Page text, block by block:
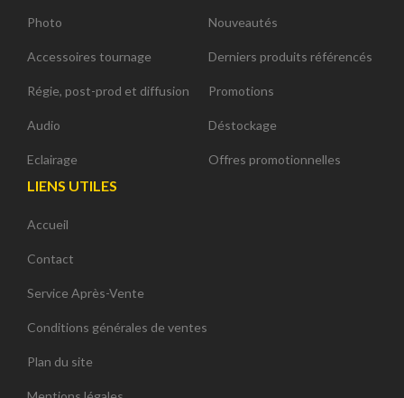
Photo
Accessoires tournage
Régie, post-prod et diffusion
Audio
Eclairage
Nouveautés
Derniers produits référencés
Promotions
Déstockage
Offres promotionnelles
LIENS UTILES
Accueil
Contact
Service Après-Vente
Conditions générales de ventes
Plan du site